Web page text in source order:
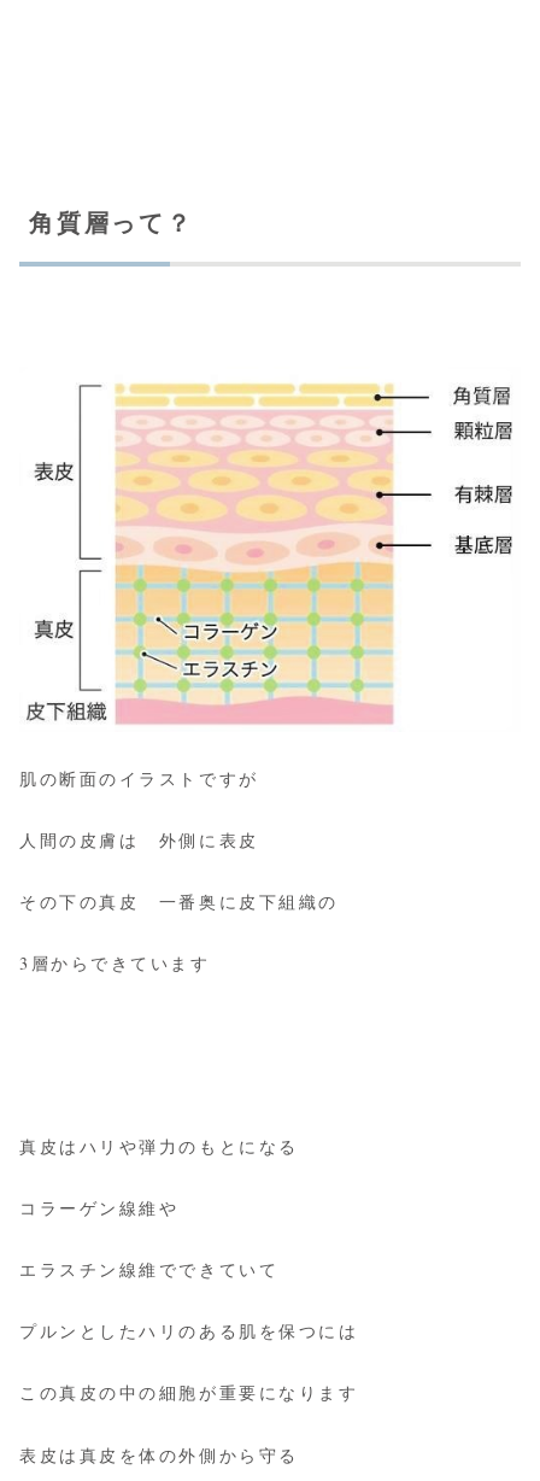
角質層って？
肌の断面のイラストですが
人間の皮膚は 外側に表皮
その下の真皮 一番奥に皮下組織の
3層からできています
真皮はハリや弾力のもとになる
コラーゲン線維や
エラスチン線維でできていて
プルンとしたハリのある肌を保つには
この真皮の中の細胞が重要になります
表皮は真皮を体の外側から守る